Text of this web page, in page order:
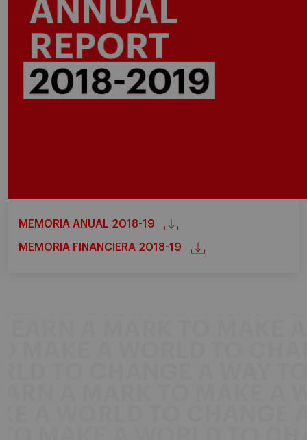
MEMORIA ANUAL 2018-19
MEMORIA FINANCIERA 2018-19